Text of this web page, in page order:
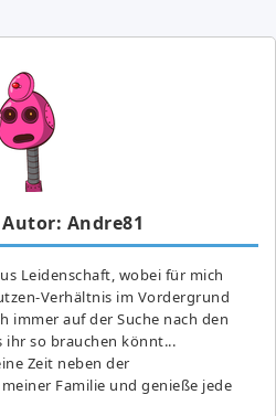
Andre81
Leidenschaft, wobei für mich
Verhältnis im Vordergrund
immer auf der Suche nach den
ihr so brauchen könnt...
Zeit neben der
Familie und genieße jede